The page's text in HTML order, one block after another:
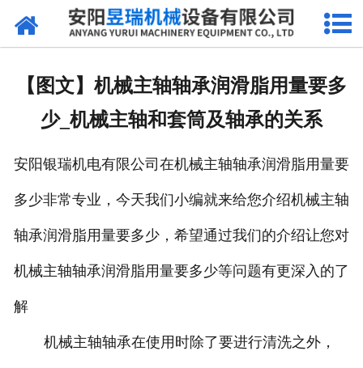
网站首页
联系我们
【图文】机械主轴轴承润滑脂用量要多
少_机械主轴和套筒及轴承的关系
安阳银瑞机电有限公司在机械主轴轴承润滑脂用量要
多少非常专业，今天我们小编就来给您介绍机械主轴
轴承润滑脂用量要多少，希望通过我们的介绍让您对
机械主轴轴承润滑脂用量要多少等问题有更深入的了
解
机械主轴轴承在使用时除了要进行清洗之外，